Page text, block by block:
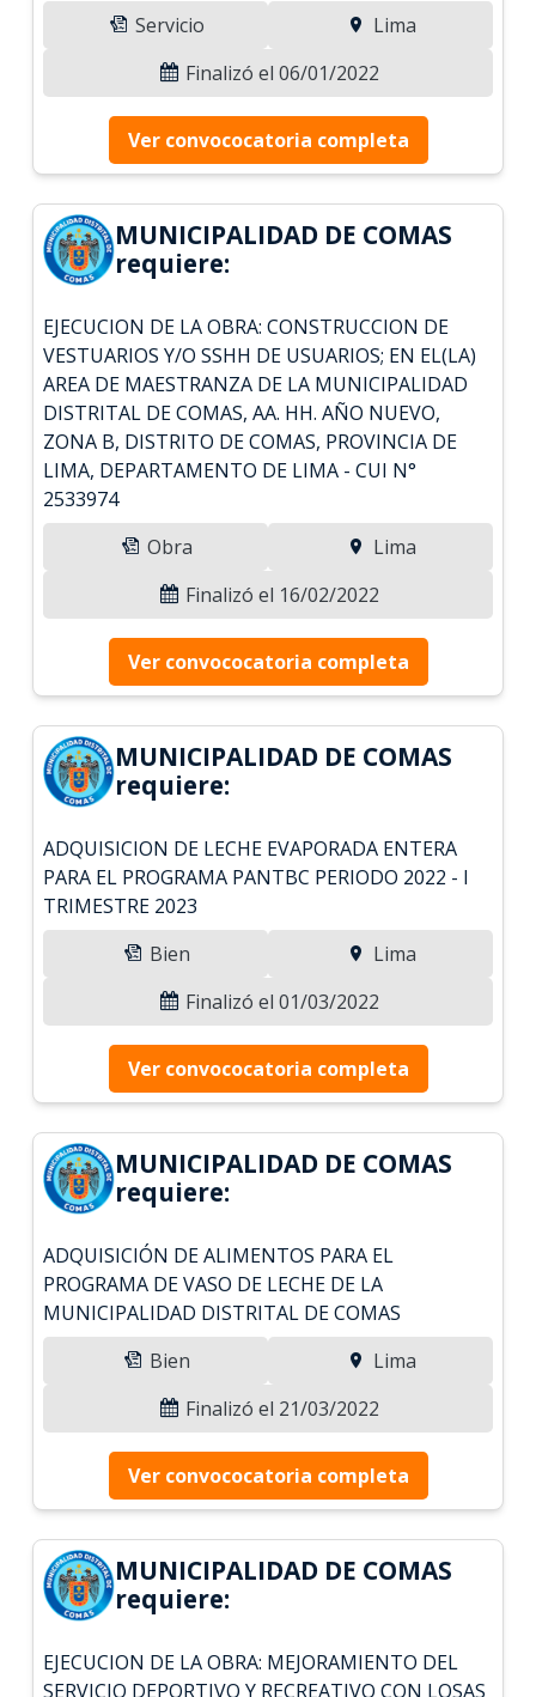
Servicio
Lima
Finalizó el 06/01/2022
Ver convococatoria completa
MUNICIPALIDAD DE COMAS
requiere:
EJECUCION DE LA OBRA: CONSTRUCCION DE
VESTUARIOS Y/O SSHH DE USUARIOS; EN EL(LA)
AREA DE MAESTRANZA DE LA MUNICIPALIDAD
DISTRITAL DE COMAS, AA. HH. AÑO NUEVO,
ZONA B, DISTRITO DE COMAS, PROVINCIA DE
LIMA, DEPARTAMENTO DE LIMA - CUI N°
2533974
Obra
Lima
Finalizó el 16/02/2022
Ver convococatoria completa
MUNICIPALIDAD DE COMAS
requiere:
ADQUISICION DE LECHE EVAPORADA ENTERA
PARA EL PROGRAMA PANTBC PERIODO 2022 - I
TRIMESTRE 2023
Bien
Lima
Finalizó el 01/03/2022
Ver convococatoria completa
MUNICIPALIDAD DE COMAS
requiere:
ADQUISICIÓN DE ALIMENTOS PARA EL
PROGRAMA DE VASO DE LECHE DE LA
MUNICIPALIDAD DISTRITAL DE COMAS
Bien
Lima
Finalizó el 21/03/2022
Ver convococatoria completa
MUNICIPALIDAD DE COMAS
requiere:
EJECUCION DE LA OBRA: MEJORAMIENTO DEL
SERVICIO DEPORTIVO Y RECREATIVO CON LOSAS